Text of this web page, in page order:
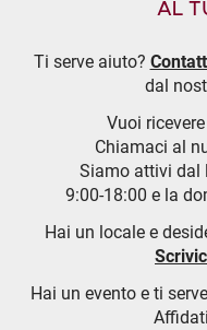
AL
Ti serve aiuto?
dal
Vuoi
Chiamaci al
Siamo attivi dal
9:00-18:00 e la
Hai un locale e
Hai un evento e ti